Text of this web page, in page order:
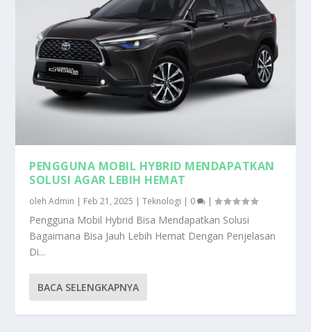
PENGGUNA MOBIL HYBRID MENDAPATKAN
SOLUSI AGAR LEBIH HEMAT
olehAdmin | Feb 21, 2025 |Teknologi | 0 |
Pengguna Mobil Hybrid Bisa Mendapatkan Solusi
Bagaimana Bisa Jauh Lebih Hemat Dengan Penjelasan
Di...
BACA SELENGKAPNYA